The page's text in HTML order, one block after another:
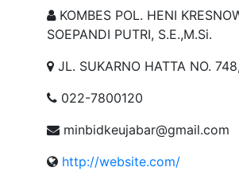
KOMBES POL. HENI
SOEPANDI PUTRI, S.E.,M.Si.
JL. SUKARNO HATTA NO.
022-7800120
minbidkeujabar@gmail.com
http://website.com/